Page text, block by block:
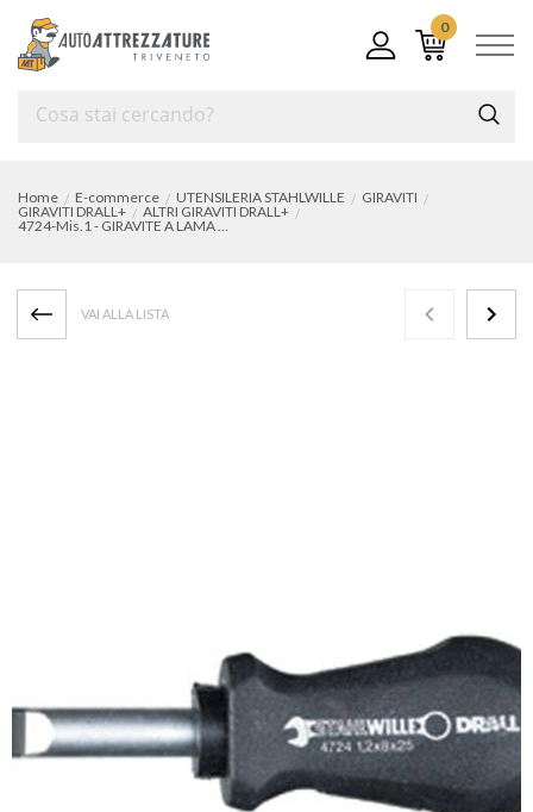
0
Home E-commerce UTENSILERIA STAHLWILLE
GIRAVITI
GIRAVITI DRALL+
ALTRI GIRAVITI DRALL+
4724-Mis.1 - GIRAVITE A LAMA PER CARBURATORI
VAI ALLA LISTA